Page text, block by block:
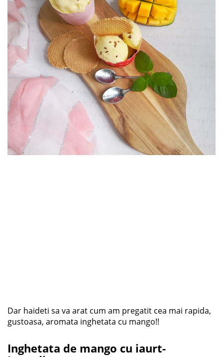
Dar haideti sa va arat cum am pregatit cea mai rapida,
gustoasa, aromata inghetata cu mango!!
Inghetata de mango cu iaurt-